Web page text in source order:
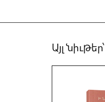
Այլ նիւթեր՝